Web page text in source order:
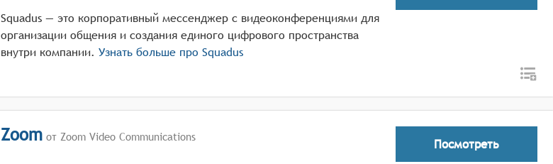
Squadus — это корпоративный мессенджер с видеоконференциями для
организации общения и создания единого цифрового пространства
внутри компании. Узнать больше про Squadus
Zoom от Zoom Video Communications Посмотреть